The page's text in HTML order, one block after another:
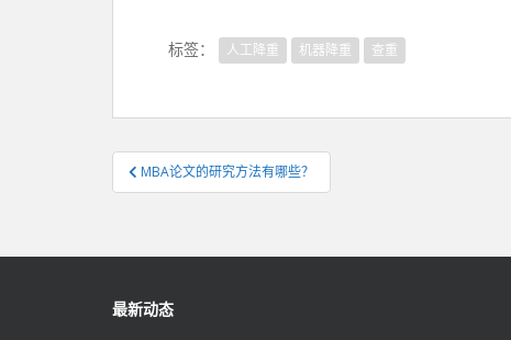
标签： 人工降重 机器降重 查重
文
章
航
MBA论文的研究方法有哪些？
最新动态